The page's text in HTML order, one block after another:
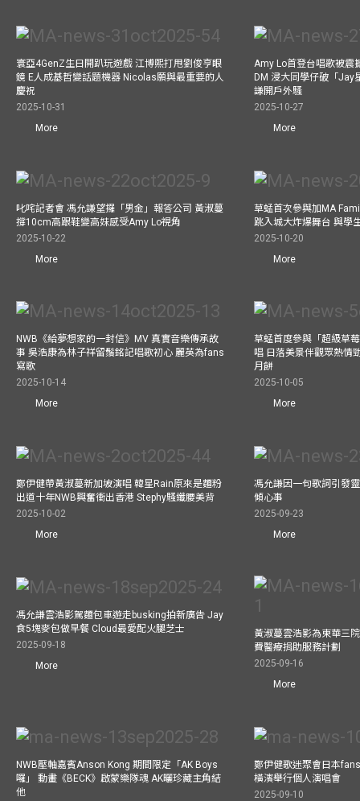
寰亞4GenZ生日開趴玩遊戲 江博熙打甩劉俊亨眼
鏡 E人成基哲變話題機器 Nicolas願與最重要的人
慶祝
2025-10-31
More
Amy Lo首登台唱歌被震
DM 浸大同學仔破「Jay
謙開戶外騷
2025-10-27
More
叱咤記者會 馮允謙望攞「男金」報答公司 黃淑蔓
撐10cm高跟鞋變高妹感受Amy Lo視角
2025-10-22
More
草蜢首次參與加MA
跳入城大炸爆舞台 與學
2025-10-20
More
NWB《給夢想家的一封信》MV 真實音樂傳承故
事 吳浩康為林子祥留鬚銘記唱歌初心 麗英為fans
寫歌
2025-10-14
More
草蜢首度參與「超級草
唱 日落美景伴觀眾熱情
月餅
2025-10-05
More
鄭伊健帶黃淑蔓新加坡演唱 韓星Rain原來是麵粉
出道十年NWB興奮衝出香港 Stephy騷纖腰美背
2025-10-02
More
馮允謙因一句歌詞引發
傾心事
2025-09-23
More
馮允謙雲浩影駕麵包車遊走busking拍新廣告 Jay
食5塊麥包做早餐 Cloud最愛配火腿芝士
2025-09-18
More
黃淑蔓雲浩影為東華三
費醫療捐助服務計劃
2025-09-16
More
NWB壓軸嘉賓Anson Kong 期間限定「AK Boys
囉」 動畫《BECK》啟蒙樂隊魂 AK曬珍藏主角結
他
鄭伊健歌迷聚會日本
橫濱舉行個人演唱會
2025-09-10